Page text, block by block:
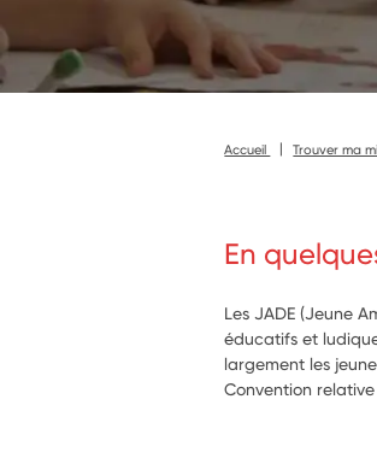
Accueil Trouver ma
En
Les JADE (Jeune
éducatifs et
largement les
Convention